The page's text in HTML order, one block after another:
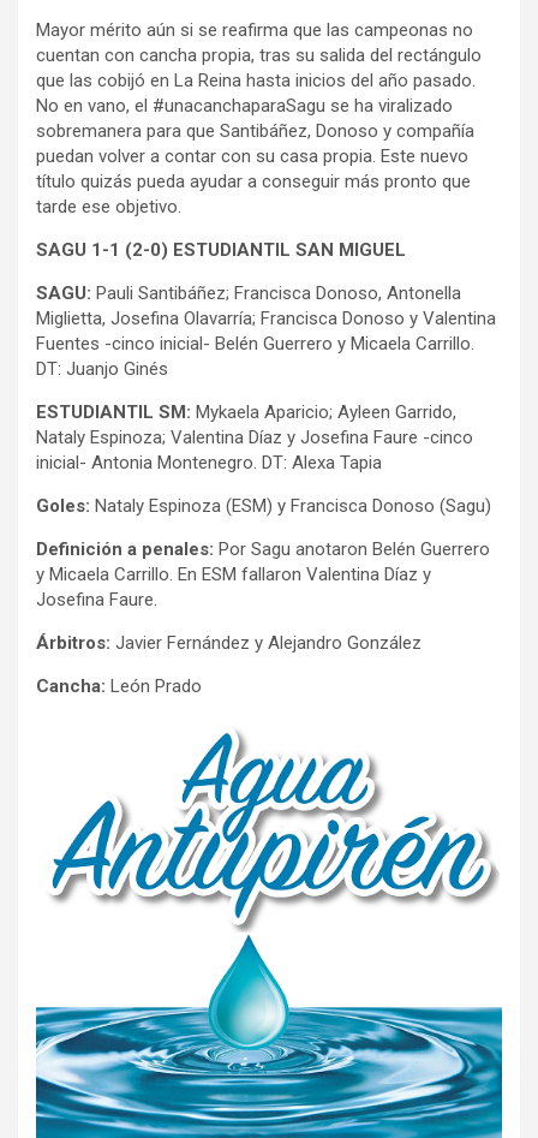
Mayor mérito aún si se reafirma que las campeonas no
cuentan con cancha propia, tras su salida del rectángulo
que las cobijó en La Reina hasta inicios del año pasado.
No en vano, el #unacanchaparaSagu se ha viralizado
sobremanera para que Santibáñez, Donoso y compañía
puedan volver a contar con su casa propia. Este nuevo
título quizás pueda ayudar a conseguir más pronto que
tarde ese objetivo.
SAGU 1-1 (2-0) ESTUDIANTIL SAN MIGUEL
SAGU: Pauli Santibáñez; Francisca Donoso, Antonella
Miglietta, Josefina Olavarría; Francisca Donoso y Valentina
Fuentes -cinco inicial- Belén Guerrero y Micaela Carrillo.
DT: Juanjo Ginés
ESTUDIANTIL SM: Mykaela Aparicio; Ayleen Garrido,
Nataly Espinoza; Valentina Díaz y Josefina Faure -cinco
inicial- Antonia Montenegro. DT: Alexa Tapia
Goles: Nataly Espinoza (ESM) y Francisca Donoso (Sagu)
Definición a penales: Por Sagu anotaron Belén Guerrero
y Micaela Carrillo. En ESM fallaron Valentina Díaz y
Josefina Faure.
Árbitros: Javier Fernández y Alejandro González
Cancha: León Prado